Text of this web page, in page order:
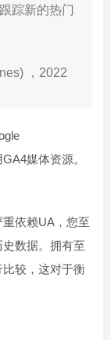
踪新的热门
，2022
媒体资源。
依赖UA，您至
数据。拥有至
较，这对于衡